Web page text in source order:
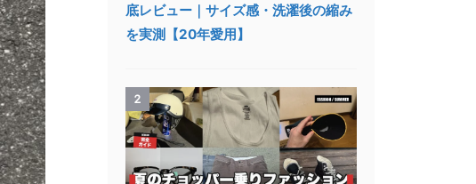
底レビュー｜サイズ感・洗濯後の縮み
を実測【20年愛用】
2